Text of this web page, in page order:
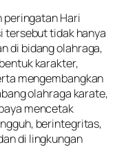
peringatan Hari
tersebut tidak hanya
di bidang olahraga,
karakter,
mengembangkan
olahraga karate,
mencetak
berintegritas,
di lingkungan